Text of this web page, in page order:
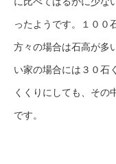
ったようです。１００
方々の場合は石高が多
い家の場合には３０石
くくりにしても、その
です。